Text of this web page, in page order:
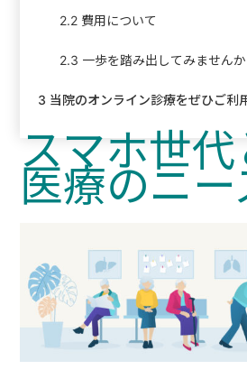
2.2 費用について
2.3 一歩を踏み出してみませんか
3 当院のオンライン診療をぜひご利
スマホ世
医療のニー